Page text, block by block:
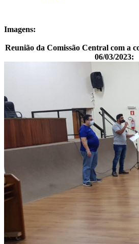
Imagens:
Reunião da Comissão Central com a
06/03/2023: